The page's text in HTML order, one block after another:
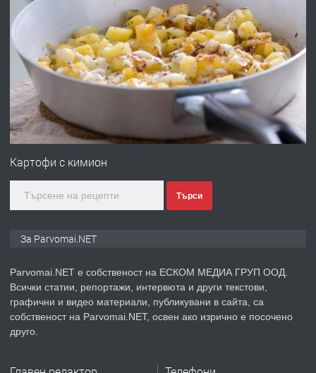
преди 1 година
Работа за общи работници
преди 1 година
ПРЕДЛАГА
Първи поход "По стъпките на Ангел
преди 1 година
ПРЕДЛАГА Уроци по Математика
Картофи с кимион
Търси
За Parvomai.NET
Parvomai.NET е собственост на ЕСКОМ МЕДИА ГРУП ООД.
Всички статии, репортажи, интервюта и други текстови,
графични и видео материали, публикувани в сайта, са
собственост на Parvomai.NET, освен ако изрично е посочено
друго.